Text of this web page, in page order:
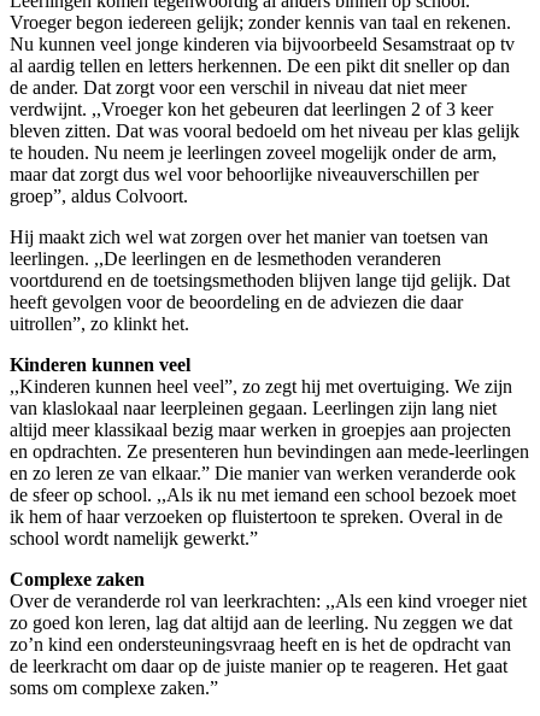
Vroeger begon iedereen gelijk; zonder kennis van taal en rekenen.
Nu kunnen veel jonge kinderen via bijvoorbeeld Sesamstraat op tv
al aardig tellen en letters herkennen. De een pikt dit sneller op dan
de ander. Dat zorgt voor een verschil in niveau dat niet meer
verdwijnt. ,,Vroeger kon het gebeuren dat leerlingen 2 of 3 keer
bleven zitten. Dat was vooral bedoeld om het niveau per klas gelijk
te houden. Nu neem je leerlingen zoveel mogelijk onder de arm,
maar dat zorgt dus wel voor behoorlijke niveauverschillen per
groep”, aldus Colvoort.
Hij maakt zich wel wat zorgen over het manier van toetsen van
leerlingen. ,,De leerlingen en de lesmethoden veranderen
voortdurend en de toetsingsmethoden blijven lange tijd gelijk. Dat
heeft gevolgen voor de beoordeling en de adviezen die daar
uitrollen”, zo klinkt het.
Kinderen kunnen veel
,,Kinderen kunnen heel veel”, zo zegt hij met overtuiging. We zijn
van klaslokaal naar leerpleinen gegaan. Leerlingen zijn lang niet
altijd meer klassikaal bezig maar werken in groepjes aan projecten
en opdrachten. Ze presenteren hun bevindingen aan mede-leerlingen
en zo leren ze van elkaar.” Die manier van werken veranderde ook
de sfeer op school. ,,Als ik nu met iemand een school bezoek moet
ik hem of haar verzoeken op fluistertoon te spreken. Overal in de
school wordt namelijk gewerkt.”
Complexe zaken
Over de veranderde rol van leerkrachten: ,,Als een kind vroeger niet
zo goed kon leren, lag dat altijd aan de leerling. Nu zeggen we dat
zo’n kind een ondersteuningsvraag heeft en is het de opdracht van
de leerkracht om daar op de juiste manier op te reageren. Het gaat
soms om complexe zaken.”